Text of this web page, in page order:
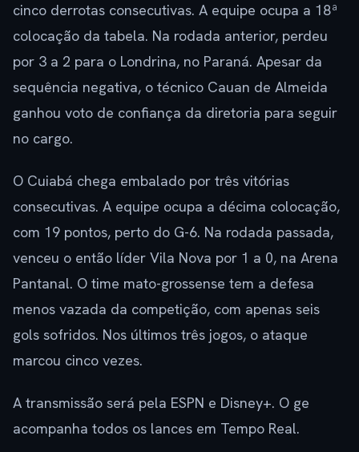
cinco derrotas consecutivas. A equipe ocupa a 18ª
colocação da tabela. Na rodada anterior, perdeu
por 3 a 2 para o Londrina, no Paraná. Apesar da
sequência negativa, o técnico Cauan de Almeida
ganhou voto de confiança da diretoria para seguir
no cargo.
O Cuiabá chega embalado por três vitórias
consecutivas. A equipe ocupa a décima colocação,
com 19 pontos, perto do G-6. Na rodada passada,
venceu o então líder Vila Nova por 1 a 0, na Arena
Pantanal. O time mato-grossense tem a defesa
menos vazada da competição, com apenas seis
gols sofridos. Nos últimos três jogos, o ataque
marcou cinco vezes.
A transmissão será pela ESPN e Disney+. O ge
acompanha todos os lances em Tempo Real.